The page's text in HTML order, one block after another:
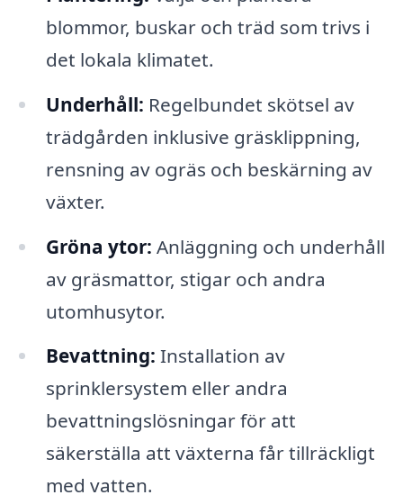
blommor, buskar och träd som trivs i
det lokala klimatet.
Underhåll: Regelbundet skötsel av
trädgården inklusive gräsklippning,
rensning av ogräs och beskärning av
växter.
Gröna ytor: Anläggning och underhåll
av gräsmattor, stigar och andra
utomhusytor.
Bevattning: Installation av
sprinklersystem eller andra
bevattningslösningar för att
säkerställa att växterna får tillräckligt
med vatten.